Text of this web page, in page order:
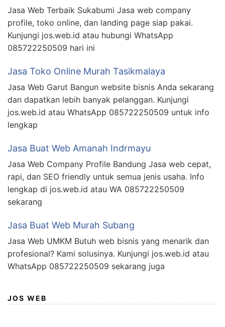
Jasa Web Terbaik Sukabumi Jasa web company
profile, toko online, dan landing page siap pakai.
Kunjungi jos.web.id atau hubungi WhatsApp
085722250509 hari ini
Jasa Toko Online Murah Tasikmalaya
Jasa Web Garut Bangun website bisnis Anda sekarang
dan dapatkan lebih banyak pelanggan. Kunjungi
jos.web.id atau WhatsApp 085722250509 untuk info
lengkap
Jasa Buat Web Amanah Indrmayu
Jasa Web Company Profile Bandung Jasa web cepat,
rapi, dan SEO friendly untuk semua jenis usaha. Info
lengkap di jos.web.id atau WA 085722250509
sekarang
Jasa Buat Web Murah Subang
Jasa Web UMKM Butuh web bisnis yang menarik dan
profesional? Kami solusinya. Kunjungi jos.web.id atau
WhatsApp 085722250509 sekarang juga
JOS WEB